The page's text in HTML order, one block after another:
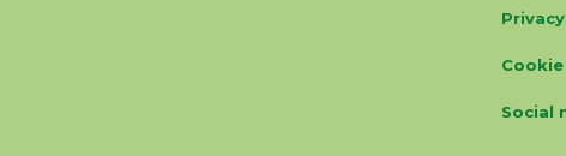
Privacy
Cookie
Social